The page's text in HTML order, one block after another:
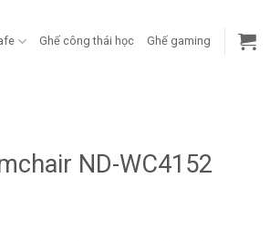
Ghế công thái học Ghế gaming
ND-WC4152